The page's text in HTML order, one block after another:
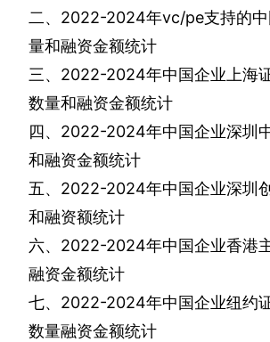
二、 2022-2024年vc/pe支持的
量和融资金额统计
三、 2022-2024年中国企业上海
数量和融资金额统计
四、 2022-2024年中国企业深圳
和融资金额统计
五、 2022-2024年中国企业深圳
和融资额统计
六、 2022-2024年中国企业香港
融资金额统计
七、 2022-2024年中国企业纽约
数量融资金额统计